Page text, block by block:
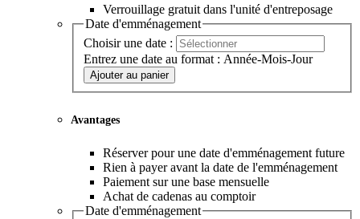
Verrouillage gratuit dans l'unité d'entreposage
Date d'emménagement
Choisir une date :
Entrez une date au format : Année-Mois-Jour
Ajouter au panier
Avantages
Réserver pour une date d'emménagement future
Rien à payer avant la date de l'emménagement
Paiement sur une base mensuelle
Achat de cadenas au comptoir
Date d'emménagement